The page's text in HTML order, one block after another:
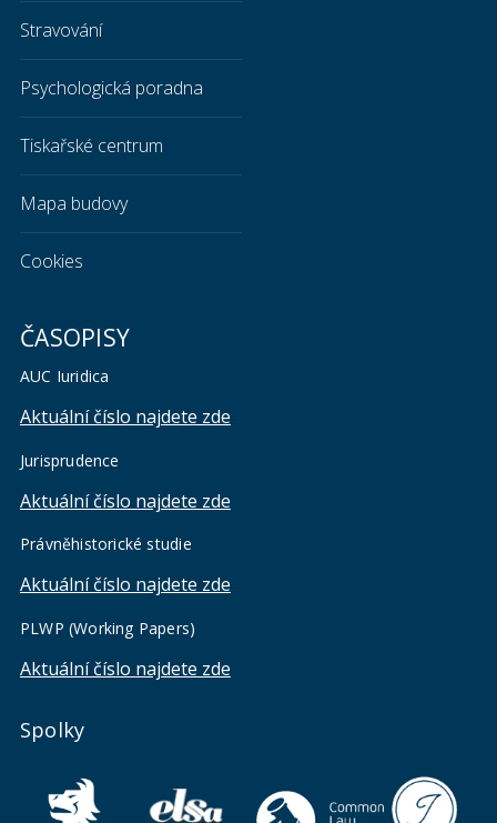
Stravování
Psychologická poradna
Tiskařské centrum
Mapa budovy
Cookies
ČASOPISY
AUC Iuridica
Aktuální číslo najdete zde
Jurisprudence
Aktuální číslo najdete zde
Právněhistorické studie
Aktuální číslo najdete zde
PLWP (Working Papers)
Aktuální číslo najdete zde
Spolky